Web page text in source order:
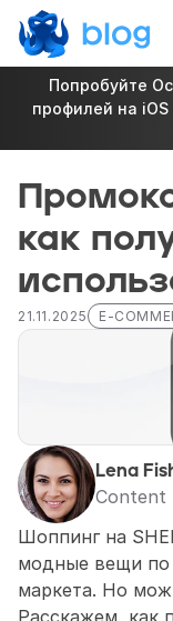
Попробуйте
профилей на
как
21.11.2025 E-
Lena
Content
Шоппинг на
модные вещи по
маркета. Но
Расскажем, как